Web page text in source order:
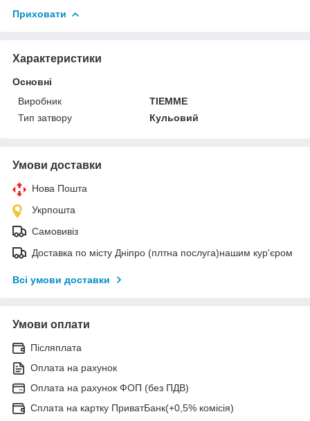
Приховати
Характеристики
Основні
Виробник
TIEMME
Тип затвору
Кульовий
Умови доставки
Нова Пошта
Укрпошта
Самовивіз
Доставка по місту Дніпро (плтна послуга)нашим кур'єром
Всі умови доставки
Умови оплати
Післяплата
Оплата на рахунок
Оплата на рахунок ФОП (без ПДВ)
Сплата на картку ПриватБанк(+0,5% комісія)